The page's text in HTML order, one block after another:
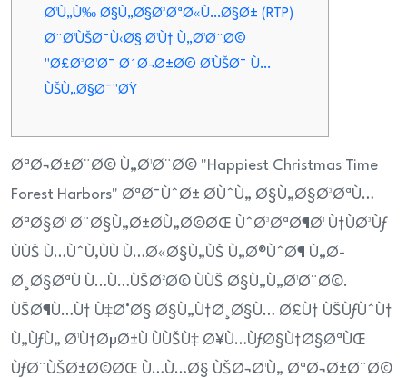
Ø¹Ù„Ù‰ Ø§Ù„Ø§Ø³ØªØ«Ù…Ø§Ø± (RTP)
Ø¨Ø¹ÙŠØ¯Ù‹Ø§ Ø¹Ù† Ù„Ø¹Ø¨Ø©
"Ø£Ø³Ø¹Ø¯ Ø´Ø¬Ø±Ø© Ø¹ÙŠØ¯ Ù…
ÙŠÙ„Ø§Ø¯"ØŸ
ØªØ¬Ø±Ø¨Ø© Ù„Ø¹Ø¨Ø© "Happiest Christmas Time
Forest Harbors" ØªØ¯ÙˆØ± Ø­ÙˆÙ„ Ø§Ù„Ø§Ø³ØªÙ…
ØªØ§Ø¹ Ø¨Ø§Ù„Ø±Ø­Ù„Ø©ØŒ ÙˆØ³ØªØ¶Ø¹ Ù†ÙØ³Ùƒ
ÙÙŠ Ù…ÙˆÙ‚ÙÙ Ù…Ø«Ø§Ù„ÙŠ Ù„Ø®ÙˆØ¶ Ù„Ø­
Ø¸Ø§ØªÙ Ù…Ù…ÙŠØ²Ø© ÙÙŠ Ø§Ù„Ù„Ø¹Ø¨Ø©.
ÙŠØ¶Ù…Ù† Ù‡Ø°Ø§ Ø§Ù„Ù†Ø¸Ø§Ù… Ø£Ù† ÙŠÙƒÙˆÙ†
Ù„ÙƒÙ„ Ø¹Ù†ØµØ±Ù ÙÙŠÙ‡ Ø¥Ù…ÙƒØ§Ù†Ø§ØªÙŒ
ÙƒØ¨ÙŠØ±Ø©ØŒ Ù…Ù…Ø§ ÙŠØ¬Ø¹Ù„ ØªØ¬Ø±Ø¨Ø©